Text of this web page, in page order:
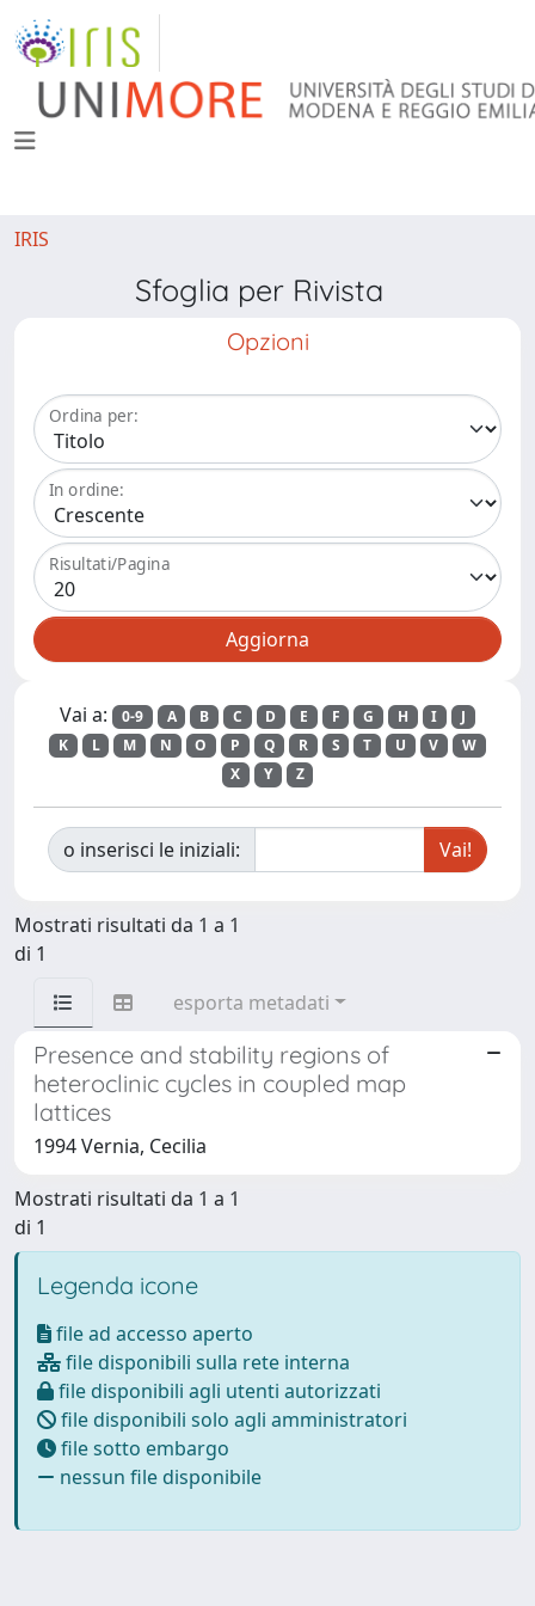
IRIS
Sfoglia per Rivista
Opzioni
Ordina per:
In ordine:
Risultati/Pagina
Vai a: 0-9 A B C D E F G H I
J
K
L M N O P Q R S T U V
W
X
Y Z
o inserisci le iniziali:
Mostrati risultati da 1 a 1
di 1
esporta metadati
Presence and stability regions of
heteroclinic cycles in coupled map
lattices
1994 Vernia, Cecilia
Mostrati risultati da 1 a 1
di 1
Legenda icone
file ad accesso aperto
file disponibili sulla rete interna
file disponibili agli utenti autorizzati
file disponibili solo agli amministratori
file sotto embargo
nessun file disponibile